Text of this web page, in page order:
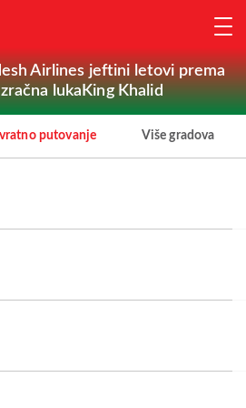
Airlines jeftini letovi prema
lukaKing Khalid
putovanje Više gradova